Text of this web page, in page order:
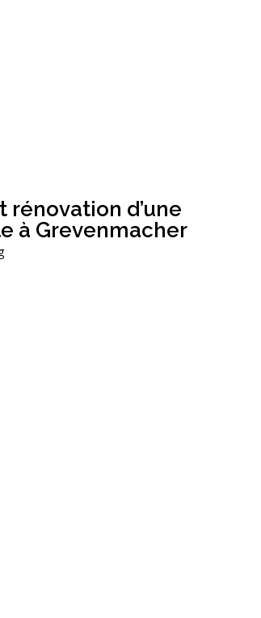
d’une
à Grevenmacher